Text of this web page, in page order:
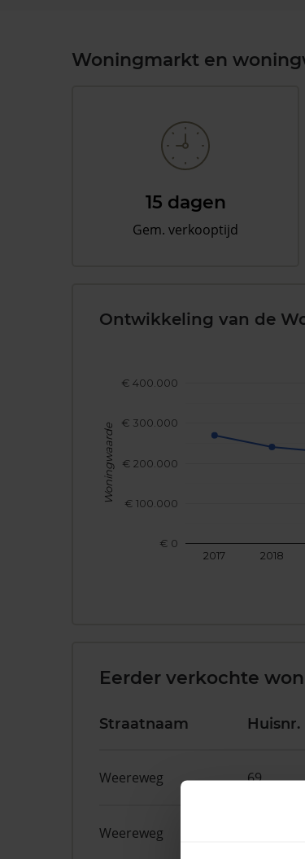
Woningmarkt en
15 dagen
Gem. verkooptijd
Ontwikkeling van de
2017 2018
€ 0
€ 100.000
€ 200.000
€ 300.000
€ 400.000
Woningwaarde
Eerder verkochte
Straatnaam Huisnr.
Weereweg 69
Weereweg